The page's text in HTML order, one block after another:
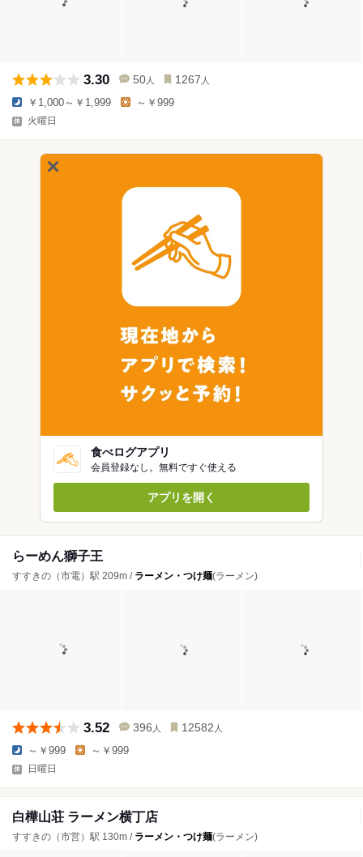
3.30 50 人 1267 人
￥1,000～￥1,999 ～￥999
火曜日
食べログアプリ
会員登録なし。無料ですぐ使える
アプリを開く
らーめん獅子王
すすきの（市電）駅 209m / ラーメン・つけ麺(ラーメン)
3.52 396 人 12582 人
～￥999 ～￥999
日曜日
白樺山荘 ラーメン横丁店
すすきの（市営）駅 130m / ラーメン・つけ麺(ラーメン)